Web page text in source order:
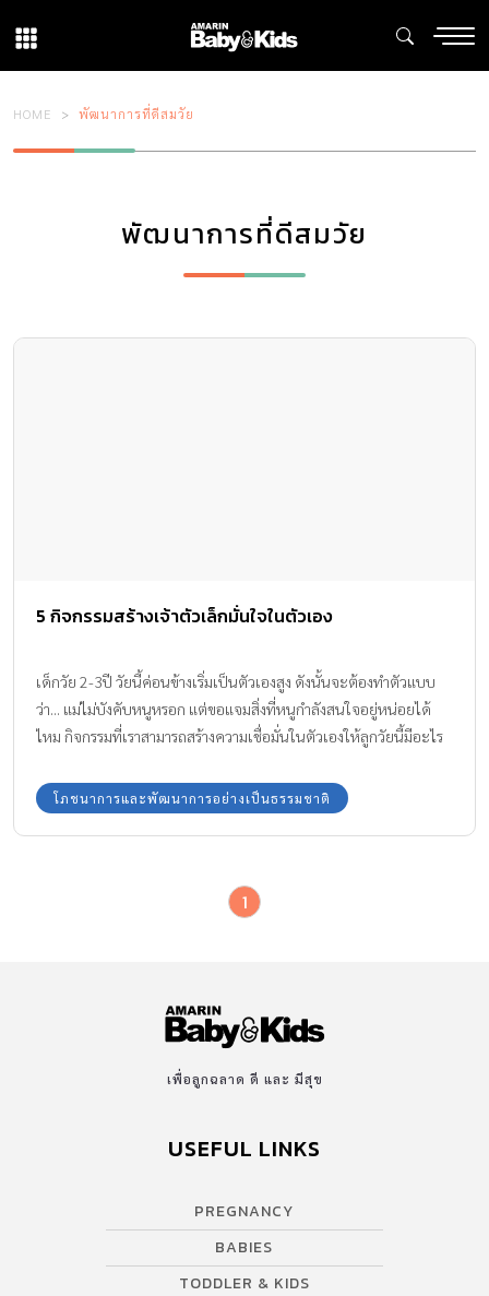
HOME พัฒนาการที่ดีสมวัย
พัฒนาการที่ดีสมวัย
5 กิจกรรมสร้างเจ้าตัวเล็กมั่นใจในตัวเอง
เด็กวัย 2-3ปี วัยนี้ค่อนข้างเริ่มเป็นตัวเองสูง ดังนั้นจะต้องทำตัวแบบ
ว่า... แม่ไม่บังคับหนูหรอก แต่ขอแจมสิ่งที่หนูกำลังสนใจอยู่หน่อยได้
ไหม กิจกรรมที่เราสามารถสร้างความเชื่อมั่นในตัวเองให้ลูกวัยนี้มีอะไร
โภชนาการและพัฒนาการอย่างเป็นธรรมชาติ
1
เพื่อลูกฉลาด ดี และ มีสุข
USEFUL LINKS
PREGNANCY
BABIES
TODDLER & KIDS